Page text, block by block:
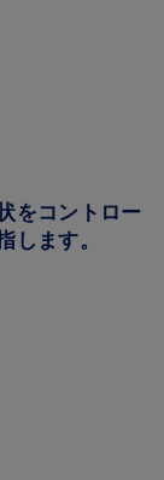
をコントロー
ます。